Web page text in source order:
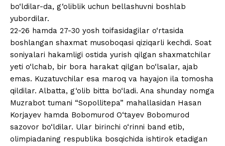
bo‘ldilar-da, g‘oliblik uchun bellashuvni boshlab
yubordilar.
22-26 hamda 27-30 yosh toifasidagilar o‘rtasida
boshlangan shaxmat musoboqasi qiziqarli kechdi. Soat
soniyalari hakamligi ostida yurish qilgan shaxmatchilar
yeti o‘lchab, bir bora harakat qilgan bo‘lsalar, ajab
emas. Kuzatuvchilar esa maroq va hayajon ila tomosha
qildilar. Albatta, g‘olib bitta bo‘ladi. Ana shunday nomga
Muzrabot tumani “Sopollitepa” mahallasidan Hasan
Korjayev hamda Bobomurod O‘tayev Bobomurod
sazovor bo‘ldilar. Ular birinchi o‘rinni band etib,
olimpiadaning respublika bosqichida ishtirok etadigan